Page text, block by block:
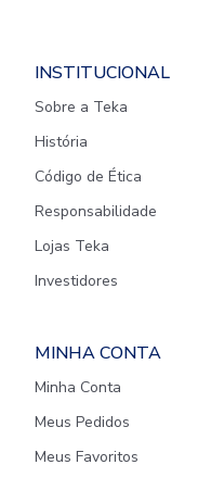
INSTITUCIONAL
Sobre a Teka
História
Código de Ética
Responsabilidade
Lojas Teka
Investidores
MINHA CONTA
Minha Conta
Meus Pedidos
Meus Favoritos